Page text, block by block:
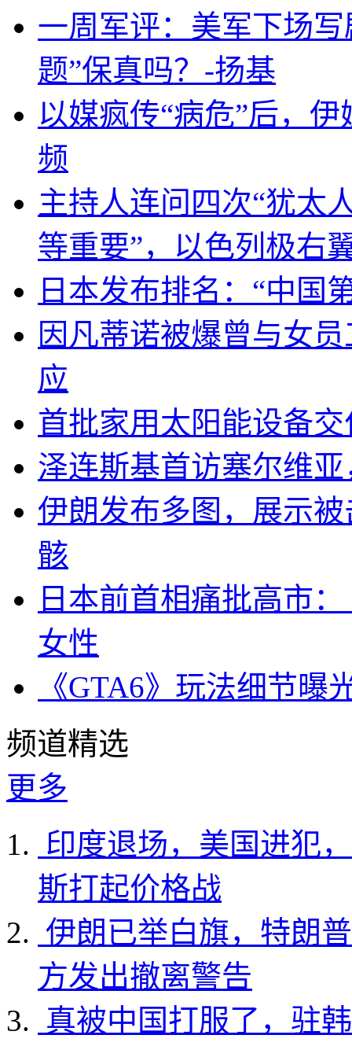
一周军评：美军下场
题”保真吗？-扬基
以媒疯传“病危”后，
频
主持人连问四次“犹太
等重要”，以色列极右
日本发布排名：“中国
因凡蒂诺被爆曾与女
应
首批家用太阳能设备
泽连斯基首访塞尔维
伊朗发布多图，展示
骸
日本前首相痛批高市
女性
《GTA6》玩法细节
频道精选
更多
印度退场，美国进犯
斯打起价格战
伊朗已举白旗，特朗
方发出撤离警告
真被中国打服了，驻